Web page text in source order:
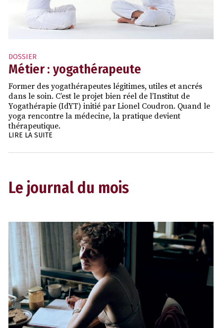
DOSSIER
Métier : yogathérapeute
Former des yogathérapeutes légitimes, utiles et ancrés
dans le soin. C’est le projet bien réel de l’Institut de
Yogathérapie (IdYT) initié par Lionel Coudron. Quand le
yoga rencontre la médecine, la pratique devient
thérapeutique.
LIRE LA SUITE
Le journal du mois